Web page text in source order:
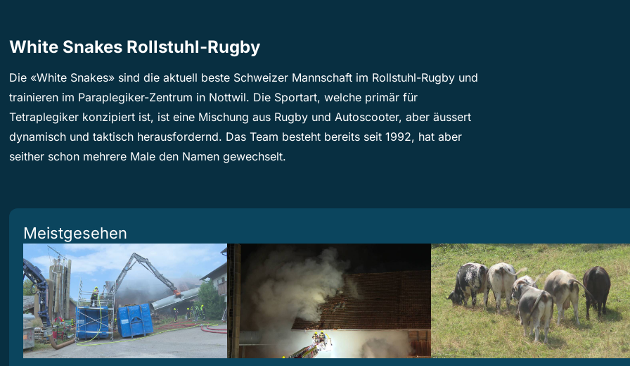
White Snakes Rollstuhl-Rugby
Die «White Snakes» sind die aktuell beste Schweizer Mannschaft im Rollstuhl-Rugby und
trainieren im Paraplegiker-Zentrum in Nottwil. Die Sportart, welche primär für
Tetraplegiker konzipiert ist, ist eine Mischung aus Rugby und Autoscooter, aber äussert
dynamisch und taktisch herausfordernd. Das Team besteht bereits seit 1992, hat aber
seither schon mehrere Male den Namen gewechselt.
Meistgesehen